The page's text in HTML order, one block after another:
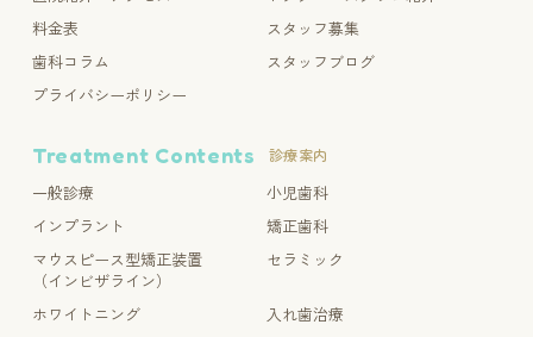
料金表
スタッフ募集
歯科コラム
スタッフブログ
プライバシーポリシー
Treatment Contents 診療案内
一般診療
小児歯科
インプラント
矯正歯科
マウスピース型矯正装置
（インビザライン）
セラミック
ホワイトニング
入れ歯治療